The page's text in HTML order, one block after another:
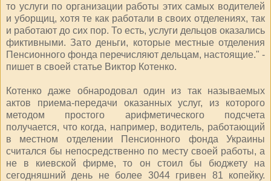
то услуги по организации работы этих самых водителей
и уборщиц, хотя те как работали в своих отделениях, так
и работают до сих пор. То есть, услуги дельцов оказались
фиктивными. Зато деньги, которые местные отделения
Пенсионного фонда перечисляют дельцам, настоящие." -
пишет в своей статье Виктор Котенко.
Котенко даже обнародовал один из так называемых
актов приема-передачи оказанных услуг, из которого
методом простого арифметического подсчета
получается, что когда, например, водитель, работающий
в местном отделении Пенсионного фонда Украины
считался бы непосредственно по месту своей работы, а
не в киевской фирме, то он стоил бы бюджету на
сегодняшний день не более 3044 гривен 81 копейку.